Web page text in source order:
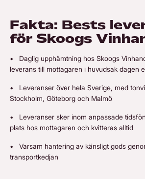
Fakta: Bests
för Skoogs
• Daglig upphämtning hos Skoogs
leverans till mottagaren i huvudsak dagen
• Leveranser över hela Sverige, med
Stockholm, Göteborg och Malmö
• Leveranser sker inom anpassade
plats hos mottagaren och kvitteras alltid
• Varsam hantering av känsligt gods
transportkedjan